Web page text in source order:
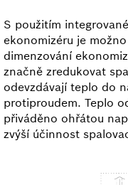
S použitím
ekonomizéru je
dimenzování
značně zredukovat
odevzdávají teplo do
protiproudem. Teplo
přiváděno ohřátou
zvýší účinnost